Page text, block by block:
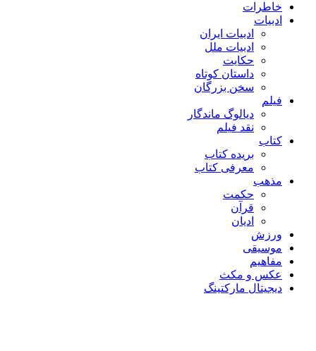
خاطرات
ادبیات
ادبیات ایران
ادبیات ملل
حکایت
داستان کوتاه
سخن بزرگان
فیلم
دیالوگ ماندگار
نقد فیلم
کتاب
بریده کتاب
معرفی کتاب
مذهب
حکمت
قرآن
ادیان
ورزش
موسیقی
مفاهیم
عکس و مکث
دیجیتال مارکتینگ